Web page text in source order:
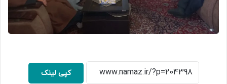
کپی لینک